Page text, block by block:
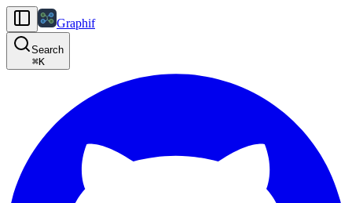
Graphif
Search
⌘K